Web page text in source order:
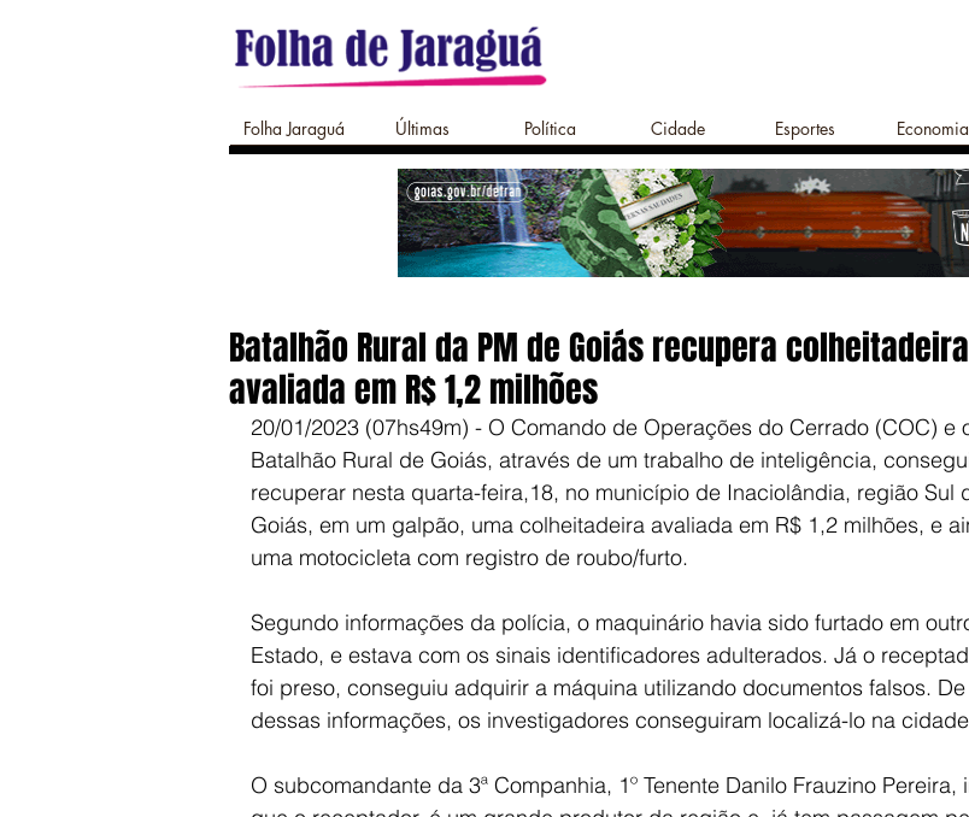
Folha Jaraguá Últimas Política Cidade Esportes Economia
Batalhão Rural da PM de Goiás recupera colheitadeira
avaliada em R$ 1,2 milhões
20/01/2023 (07hs49m) - O Comando de Operações do Cerrado (COC) e
Batalhão Rural de Goiás, através de um trabalho de inteligência,
recuperar nesta quarta-feira,18, no município de Inaciolândia, região Sul
Goiás, em um galpão, uma colheitadeira avaliada em R$ 1,2 milhões, e
uma motocicleta com registro de roubo/furto.
Segundo informações da polícia, o maquinário havia sido furtado em
Estado, e estava com os sinais identificadores adulterados. Já o
foi preso, conseguiu adquirir a máquina utilizando documentos falsos.
dessas informações, os investigadores conseguiram localizá-lo na
O subcomandante da 3ª Companhia, 1º Tenente Danilo Frauzino Pereira,